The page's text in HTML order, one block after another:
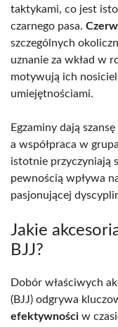
taktykami, co jest
czarnego pasa.
szczególnych
uznanie za wkład w
motywują ich
umiejętnościami.
Egzaminy dają
a współpraca w
istotnie przyczyniają
pewnością wpływa
pasjonującej
Jakie
BJJ?
Dobór właściwych
(BJJ) odgrywa
efektywności w